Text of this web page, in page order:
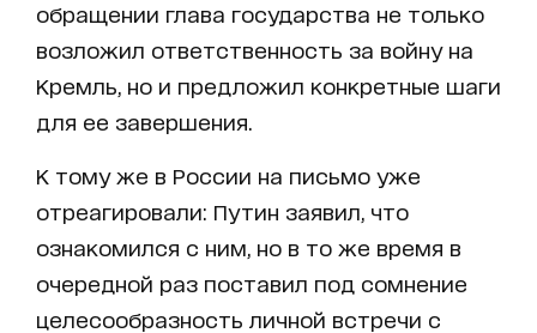
обращении глава государства не только
возложил ответственность за войну на
Кремль, но и предложил конкретные шаги
для ее завершения.
К тому же в России на письмо уже
отреагировали: Путин заявил, что
ознакомился с ним, но в то же время в
очередной раз поставил под сомнение
целесообразность личной встречи с